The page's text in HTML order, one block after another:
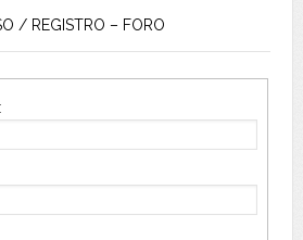
/ REGISTRO – FORO